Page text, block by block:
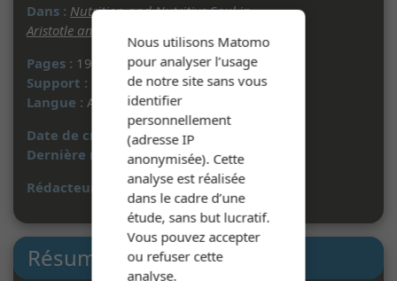
Dans : Nutrition and Nutritive Soul in
Aristotle and Aristotelianism
Pages : 197 à 219
Support :
Document imprimé
Langue : Anglais
Date de création :11/06/2025
Dernière mise à jour :08/09/2025
Rédacteur :
A. M.
Résumé EN | FR
Nous utilisons Matomo
pour analyser l’usage
de notre site sans vous
identifier
personnellement
(adresse IP
anonymisée). Cette
analyse est réalisée
dans le cadre d’une
étude, sans but lucratif.
Vous pouvez accepter
ou refuser cette
analyse.